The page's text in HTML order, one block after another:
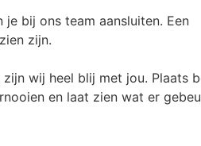
bij ons team aansluiten. Een
zijn.
wij heel blij met jou. Plaats
en laat zien wat er